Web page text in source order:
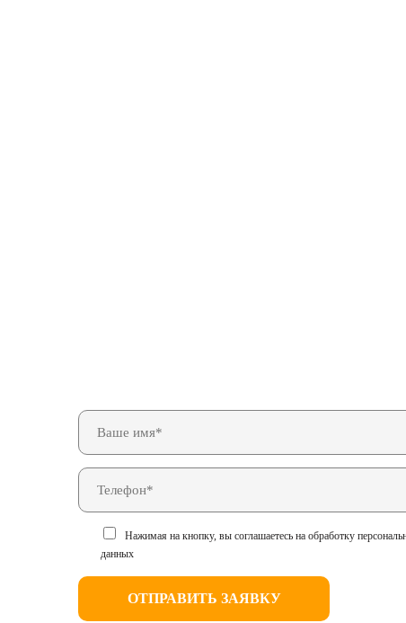
Нажимая на кнопку, вы соглашаетесь на обработку
данных
ОТПРАВИТЬ ЗАЯВКУ